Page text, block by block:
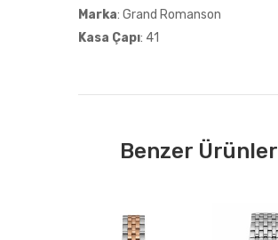
Marka: Grand Romanson
Kasa Çapı: 41
Benzer Ürünler